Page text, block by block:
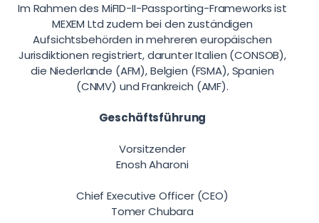
Im Rahmen des MiFID-II-Passporting-Frameworks ist
MEXEM Ltd zudem bei den zuständigen
Aufsichtsbehörden in mehreren europäischen
Jurisdiktionen registriert, darunter Italien (CONSOB),
die Niederlande (AFM), Belgien (FSMA), Spanien
(CNMV) und Frankreich (AMF).
Geschäftsführung
Vorsitzender
Enosh Aharoni
Chief Executive Officer (CEO)
Tomer Chubara